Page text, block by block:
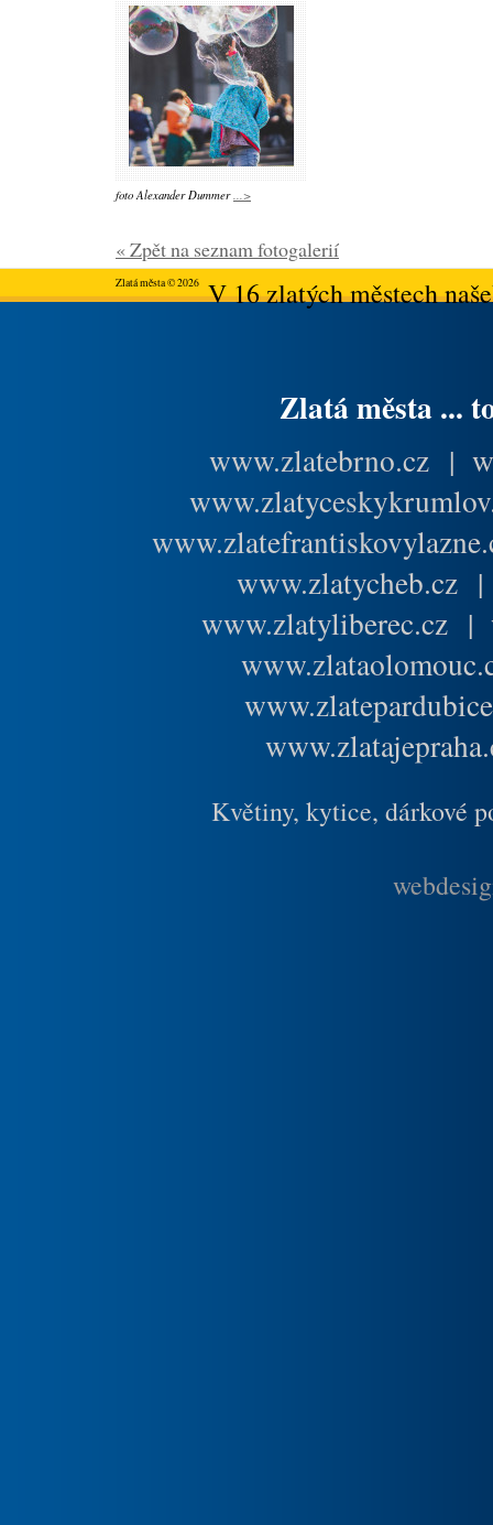
foto Alexander Dummer...>
« Zpět na seznam fotogalerií
Zlatá města © 2026V 16 zlatých městech
Zlatá města ...
www.zlatebrno.cz |
www.zlatycheb.cz
www.zlatyliberec.cz |
Květiny, kytice, dárkové